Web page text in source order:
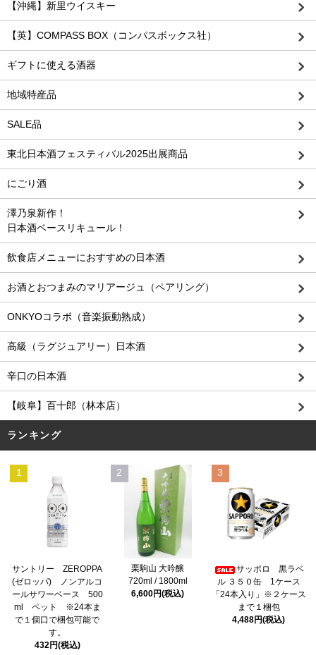
【沖縄】新里ウイスキー
【英】COMPASS BOX（コンパスボックス社）
ギフトに使える酒器
地域特産品
SALE品
東北日本酒フェスティバル2025出展商品
にごり酒
澤乃泉新作！
日本酒ベースリキュール！
飲食店メニューにおすすめの日本酒
お酒とおつまみのマリアージュ（ペアリング）
ONKYOコラボ（音楽振動熟成）
高級（ラグジュアリー）日本酒
辛口の日本酒
【岐阜】百十郎（林本店）
ランキング
1
サントリー ZEROPPA
(ゼロッパ) ノンアルコ
ールサワーベース 500
ml ペット ※24本ま
で１個口で梱包可能で
す。
432円(税込)
2
栗駒山 大吟醸
720ml / 1800ml
6,600円(税込)
3
サッポロ 黒ラベ
ル ３５０缶 1ケース
「24本入り」※２ケース
まで１梱包
4,488円(税込)